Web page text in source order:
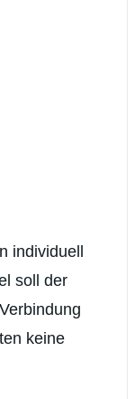
individuell
soll der
keine